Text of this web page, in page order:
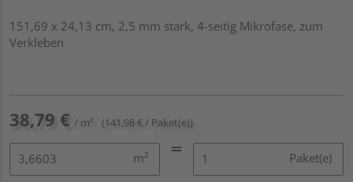
151,69 x 24,13 cm, 2,5 mm stark, 4-seitig Mikrofase, zum
Verkleben
38,79 € / m² (141,98 € / Paket(e))
m² Paket(e)